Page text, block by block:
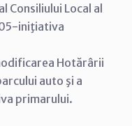
Consiliului Local al
iniţiativa
Hotărârii
auto şi a
primarului.